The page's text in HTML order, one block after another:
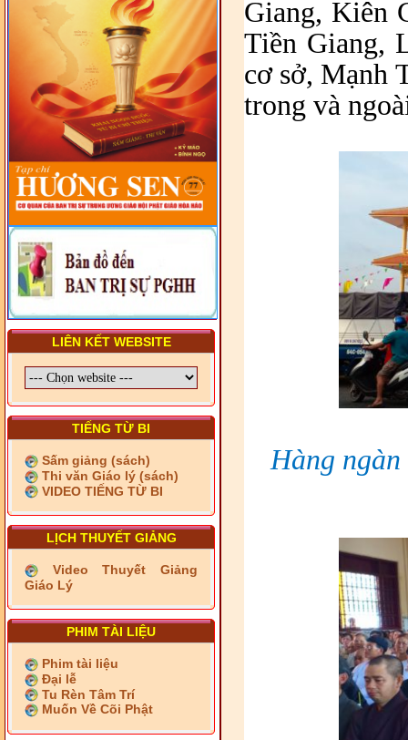
PHÁP LUẬT VIỆT NAM VÀ
HIẾN CHƯƠNG GIÁO HỘI
PGHH NHIỆM KỲ VI (2024-
2029) CHO TRỊ SỰ VIÊN
TRUNG ƯƠNG, BAN ĐẠI
DIỆN TỈNH VÀ GIÁO LÝ
VIÊN - CHUYÊN ĐỀ: SỰ RA
ĐỜI, BẢN CHẤT, CHỨC
NĂNG VÀ HÌNH THỨC CỦA
NƯỚC CHXHCN VIỆT NAM
LIÊN KẾT WEBSITE
TIẾNG TỪ BI
Sấm giảng (sách)
Thi văn Giáo lý (sách)
VIDEO TIẾNG TỪ BI
LỊCH THUYẾT GIẢNG
Video Thuyết Giảng
Giáo Lý
PHIM TÀI LIỆU
Phim tài liệu
Đại lễ
Tu Rèn Tâm Trí
Muốn Về Cõi Phật
Giang, Kiên
Tiền Giang,
cơ sở, Mạnh
trong và
Hàng